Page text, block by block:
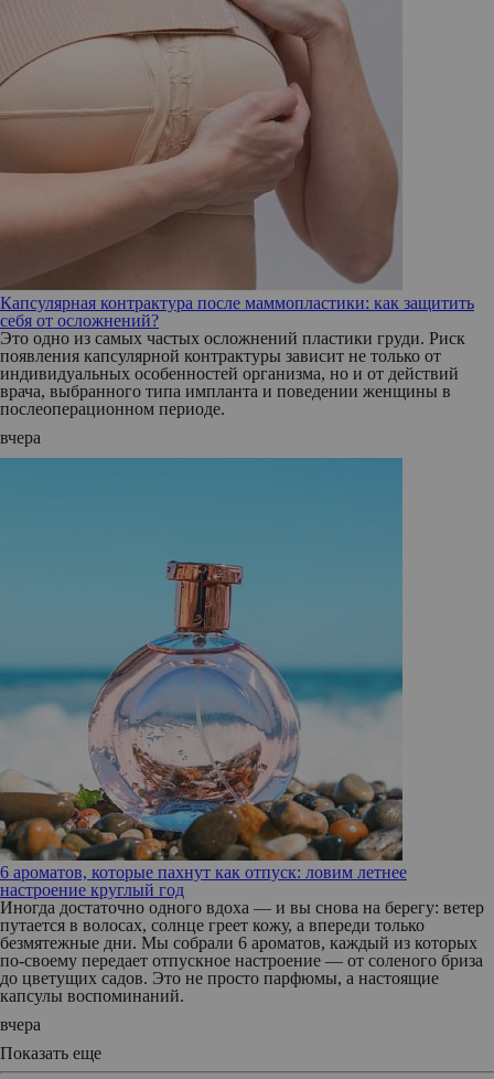
Капсулярная контрактура после маммопластики: как защитить
себя от осложнений?
Это одно из самых частых осложнений пластики груди. Риск
появления капсулярной контрактуры зависит не только от
индивидуальных особенностей организма, но и от действий
врача, выбранного типа импланта и поведении женщины в
послеоперационном периоде.
вчера
6 ароматов, которые пахнут как отпуск: ловим летнее
настроение круглый год
Иногда достаточно одного вдоха — и вы снова на берегу: ветер
путается в волосах, солнце греет кожу, а впереди только
безмятежные дни. Мы собрали 6 ароматов, каждый из которых
по‑своему передает отпускное настроение — от соленого бриза
до цветущих садов. Это не просто парфюмы, а настоящие
капсулы воспоминаний.
вчера
Показать еще